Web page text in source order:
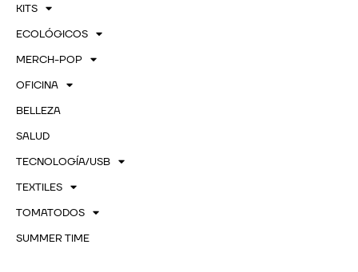
KITS
ECOLÓGICOS
MERCH-POP
OFICINA
BELLEZA
SALUD
TECNOLOGÍA/USB
TEXTILES
TOMATODOS
SUMMER TIME